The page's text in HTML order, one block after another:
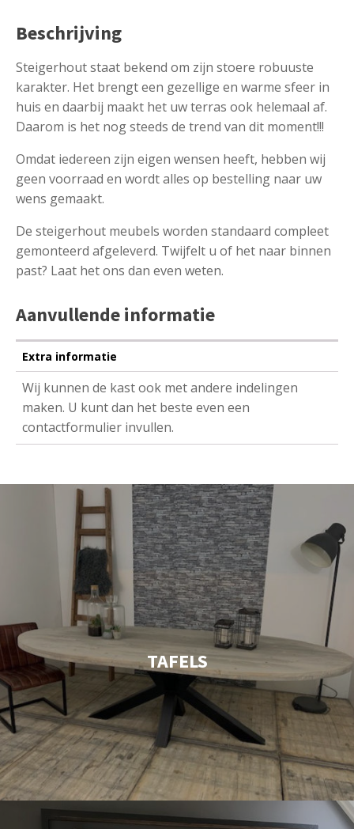
Beschrijving
Steigerhout staat bekend om zijn stoere robuuste
karakter. Het brengt een gezellige en warme sfeer in
huis en daarbij maakt het uw terras ook helemaal af.
Daarom is het nog steeds de trend van dit moment!!!
Omdat iedereen zijn eigen wensen heeft, hebben wij
geen voorraad en wordt alles op bestelling naar uw
wens gemaakt.
De steigerhout meubels worden standaard compleet
gemonteerd afgeleverd. Twijfelt u of het naar binnen
past? Laat het ons dan even weten.
Aanvullende informatie
Extra informatie
Wij kunnen de kast ook met andere indelingen
maken. U kunt dan het beste even een
contactformulier invullen.
TAFELS